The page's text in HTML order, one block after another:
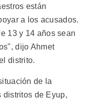
están
a los acusados.
13 y 14 años sean
dijo Ahmet
distrito.
de la
de Eyup,